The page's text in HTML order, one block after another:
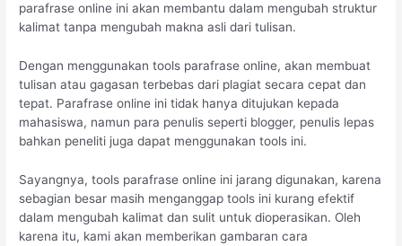
parafrase online ini akan membantu dalam mengubah struktur
kalimat tanpa mengubah makna asli dari tulisan.
Dengan menggunakan tools parafrase online, akan membuat
tulisan atau gagasan terbebas dari plagiat secara cepat dan
tepat. Parafrase online ini tidak hanya ditujukan kepada
mahasiswa, namun para penulis seperti blogger, penulis lepas
bahkan peneliti juga dapat menggunakan tools ini.
Sayangnya, tools parafrase online ini jarang digunakan, karena
sebagian besar masih menganggap tools ini kurang efektif
dalam mengubah kalimat dan sulit untuk dioperasikan. Oleh
karena itu, kami akan memberikan gambaran cara